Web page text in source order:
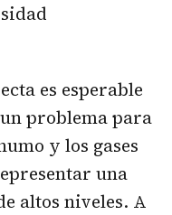
es esperable
problema para
y los gases
una
altos niveles. A